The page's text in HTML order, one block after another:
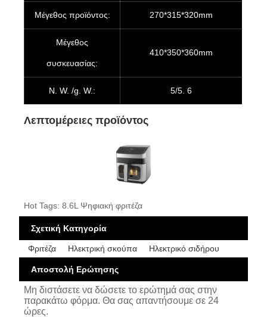
Μέγεθος προϊόντος: 270*315*320mm
Μέγεθος
συσκευασίας:
410*350*360mm
Ν. W. /g. W.: 5/5. 6
Λεπτομέρειες προϊόντος
Hot Tags: 8.6L Ψηφιακή φριτέζα
Σχετική Κατηγορία
Φριτέζα Ηλεκτρική σκούπα Ηλεκτρικό σιδήρου
Αποστολή Ερώτησης
Μη διστάσετε να δώσετε το ερώτημά σας στην
παρακάτω φόρμα. Θα σας απαντήσουμε σε 24
ώρες.